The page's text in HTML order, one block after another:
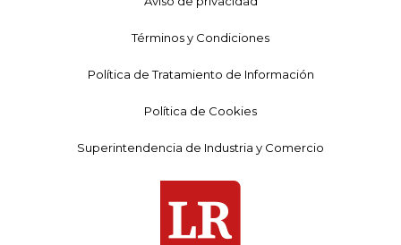
Términos y Condiciones
Política de Tratamiento de Información
Política de Cookies
Superintendencia de Industria y Comercio